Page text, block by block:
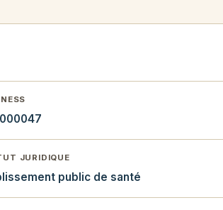
JURIDIQUE
public de santé